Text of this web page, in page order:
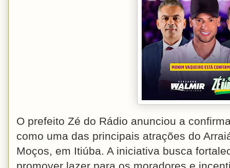
O prefeito Zé do Rádio anunciou a
como uma das principais atrações do
Moços, em Itiúba. A iniciativa busca